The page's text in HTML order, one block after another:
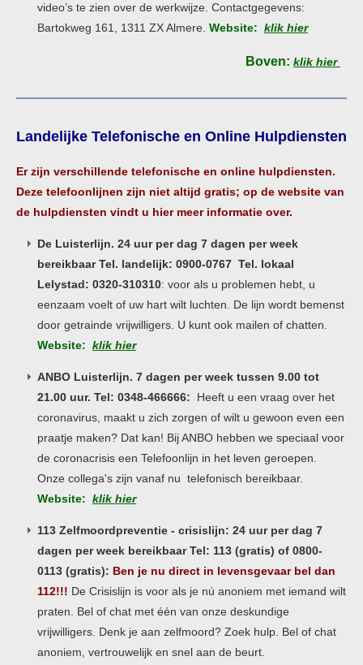
video’s te zien over de werkwijze. Contactgegevens:
Bartokweg 161, 1311 ZX Almere. Website: klik hier
Boven: klik hier
Landelijke Telefonische en Online Hulpdiensten
Er zijn verschillende telefonische en online hulpdiensten.
Deze telefoonlijnen zijn niet altijd gratis; op de website van
de hulpdiensten vindt u hier meer informatie over.
De Luisterlijn. 24 uur per dag 7 dagen per week
bereikbaar Tel. landelijk: 0900-0767 Tel. lokaal
Lelystad: 0320-310310: voor als u problemen hebt, u
eenzaam voelt of uw hart wilt luchten. De lijn wordt bemenst
door getrainde vrijwilligers. U kunt ook mailen of chatten.
Website: klik hier
ANBO Luisterlijn. 7 dagen per week tussen 9.00 tot
21.00 uur. Tel: 0348-466666: Heeft u een vraag over het
coronavirus, maakt u zich zorgen of wilt u gewoon even een
praatje maken? Dat kan! Bij ANBO hebben we speciaal voor
de coronacrisis een Telefoonlijn in het leven geroepen.
Onze collega's zijn vanaf nu telefonisch bereikbaar.
Website: klik hier
113 Zelfmoordpreventie - crisislijn: 24 uur per dag 7
dagen per week bereikbaar Tel: 113 (gratis) of 0800-
0113 (gratis): Ben je nu direct in levensgevaar bel dan
112!!! De Crisislijn is voor als je nú anoniem met iemand wilt
praten. Bel of chat met één van onze deskundige
vrijwilligers. Denk je aan zelfmoord? Zoek hulp. Bel of chat
anoniem, vertrouwelijk en snel aan de beurt.